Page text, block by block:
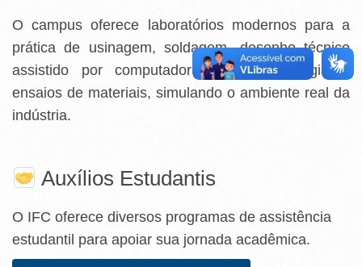
O campus oferece laboratórios modernos para a
prática de usinagem, soldagem, desenho técnico
assistido por computador (CAD), metrologia e
ensaios de materiais, simulando o ambiente real da
indústria.
Auxílios Estudantis
O IFC oferece diversos programas de assistência
estudantil para apoiar sua jornada acadêmica.